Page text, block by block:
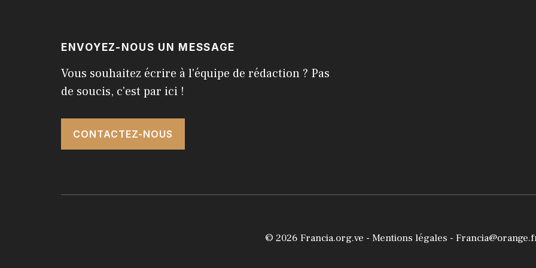
ENVOYEZ-NOUS UN MESSAGE
Vous souhaitez écrire à l'équipe de rédaction ? Pas
de soucis, c'est par ici !
CONTACTEZ-NOUS
© 2026 Francia.org.ve - Mentions légales -